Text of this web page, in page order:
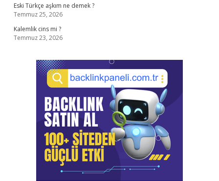
Eski Türkçe aşkım ne demek ?
Temmuz 25, 2026
Kalemlik cins mi ?
Temmuz 23, 2026